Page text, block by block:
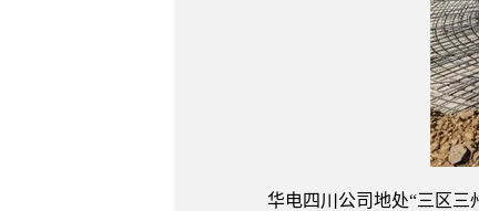
华电四川公司地处“三区三